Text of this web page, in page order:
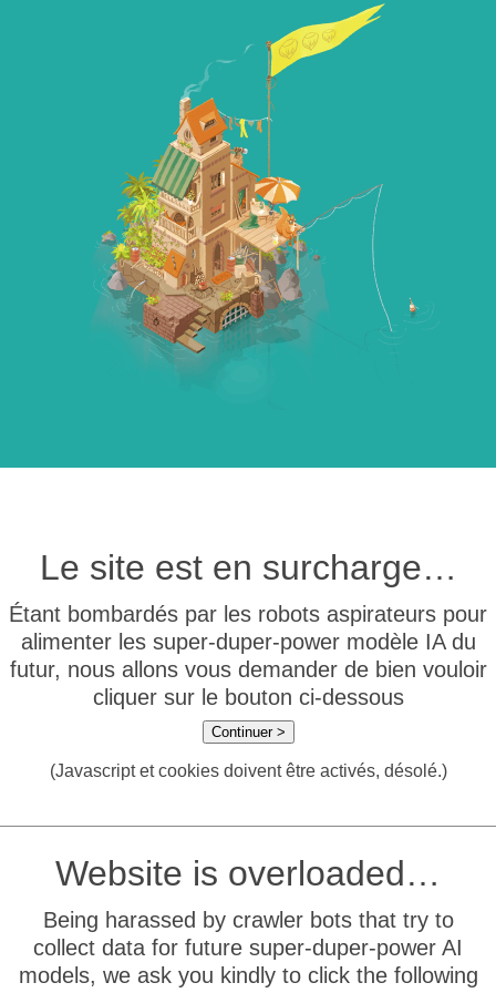
Le site est en surcharge…
Étant bombardés par les robots aspirateurs pour
alimenter les super-duper-power modèle IA du
futur, nous allons vous demander de bien vouloir
cliquer sur le bouton ci-dessous
Continuer >
(Javascript et cookies doivent être activés, désolé.)
Website is overloaded…
Being harassed by crawler bots that try to
collect data for future super-duper-power AI
models, we ask you kindly to click the following